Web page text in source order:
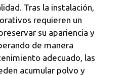
Tras la instalación,
requieren un
su apariencia y
de manera
adecuado, las
acumular polvo y